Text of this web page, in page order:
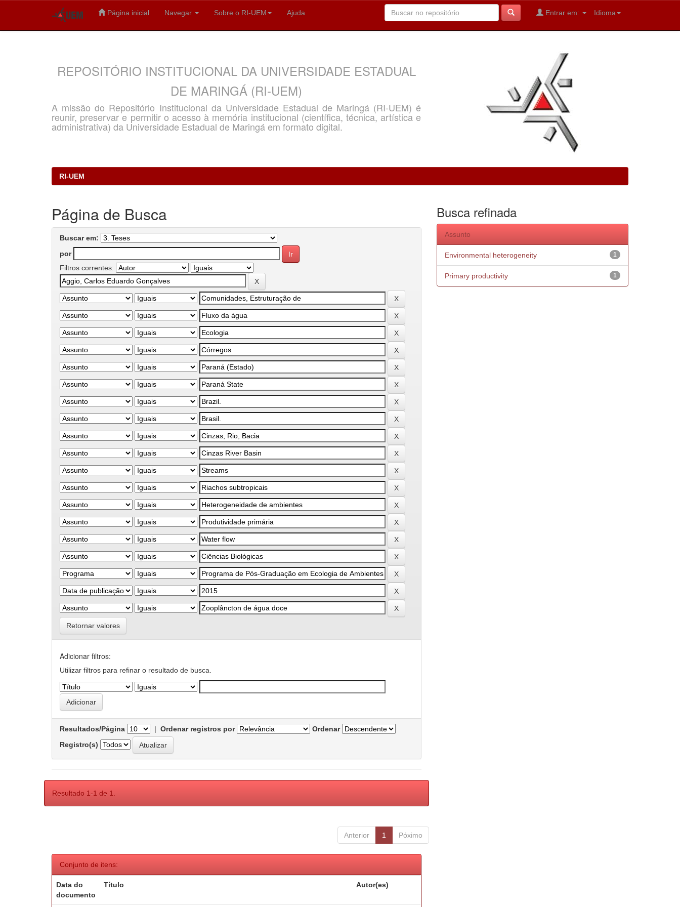
Página inicial Navegar Sobre o RI-UEM Ajuda Idioma
Entrar em:
REPOSITÓRIO INSTITUCIONAL DA UNIVERSIDADE ESTADUAL
DE MARINGÁ (RI-UEM)
A missão do Repositório Institucional da Universidade Estadual de Maringá (RI-UEM) é
reunir, preservar e permitir o acesso à memória institucional (científica, técnica, artística e
administrativa) da Universidade Estadual de Maringá em formato digital.
RI-UEM
Página de Busca
Buscar em:
por
Filtros correntes:
Retornar valores
Adicionar filtros:
Utilizar filtros para refinar o resultado de busca.
Resultados/Página | Ordenar registros por
Ordenar
Registro(s)
Resultado 1-1 de 1.
Anterior 1 Póximo
Conjunto de itens:
Data do
documento
Título Autor(es)
Busca refinada
Assunto
1
Environmental heterogeneity
1
Primary productivity